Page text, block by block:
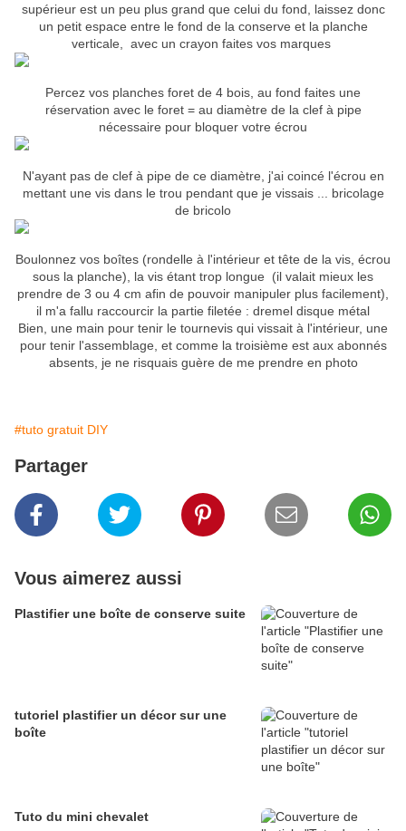
supérieur est un peu plus grand que celui du fond, laissez donc
un petit espace entre le fond de la conserve et la planche
verticale, avec un crayon faites vos marques
Percez vos planches foret de 4 bois, au fond faites une
réservation avec le foret = au diamètre de la clef à pipe
nécessaire pour bloquer votre écrou
N'ayant pas de clef à pipe de ce diamètre, j'ai coincé l'écrou en
mettant une vis dans le trou pendant que je vissais ... bricolage
de bricolo
Boulonnez vos boîtes (rondelle à l'intérieur et tête de la vis, écrou
sous la planche), la vis étant trop longue (il valait mieux les
prendre de 3 ou 4 cm afin de pouvoir manipuler plus facilement),
il m'a fallu raccourcir la partie filetée : dremel disque métal
Bien, une main pour tenir le tournevis qui vissait à l'intérieur, une
pour tenir l'assemblage, et comme la troisième est aux abonnés
absents, je ne risquais guère de me prendre en photo
#tuto gratuit DIY
Partager
Vous aimerez aussi
Plastifier une boîte de conserve suite
tutoriel plastifier un décor sur une
boîte
Tuto du mini chevalet